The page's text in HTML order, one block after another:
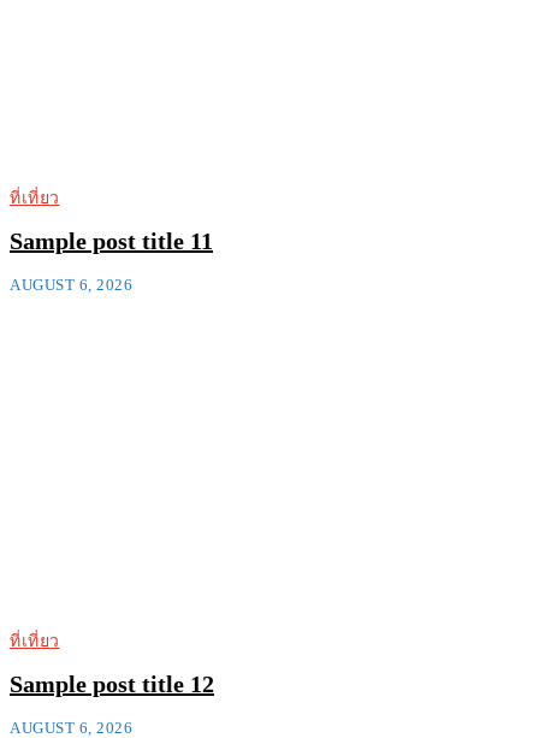
ที่เที่ยว
Sample post title 11
AUGUST 6, 2026
ที่เที่ยว
Sample post title 12
AUGUST 6, 2026